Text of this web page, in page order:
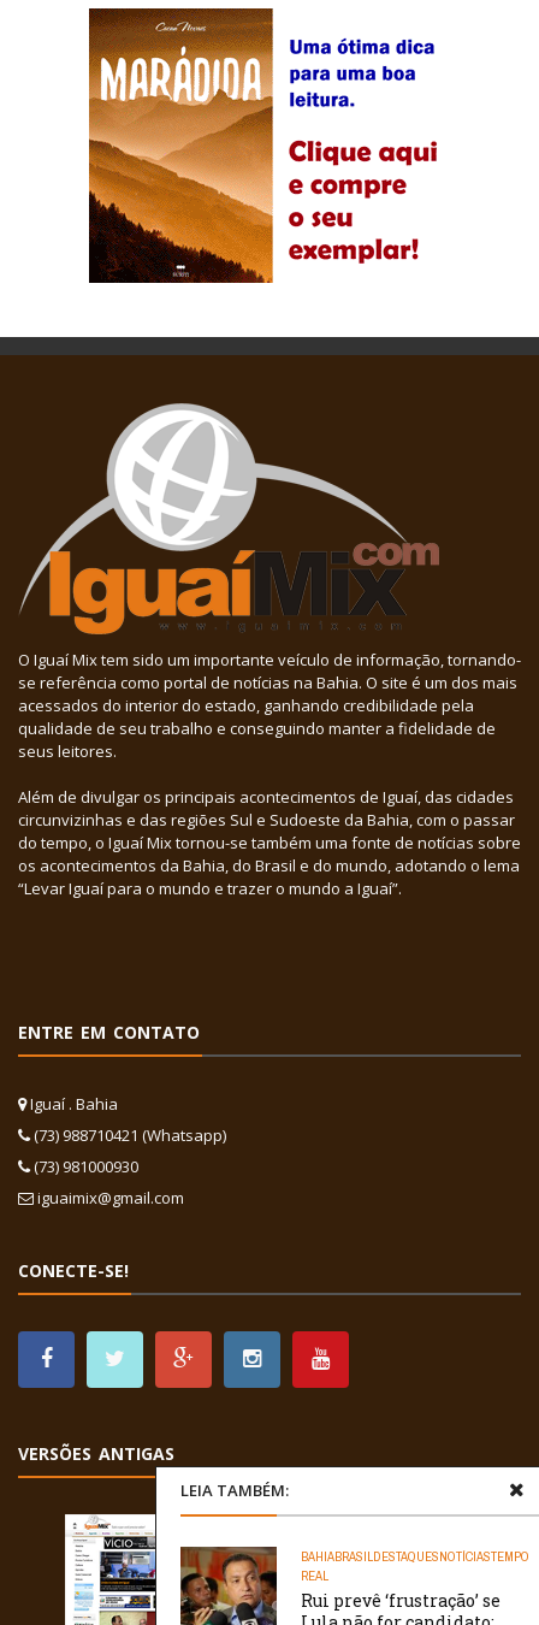
LEIA TAMBÉM:
BAHIABRASILDESTAQUESNOTÍCIASTEMPO
REAL
Rui prevê ‘frustração’ se
O Iguaí Mix tem sido um importante veículo de informação, tornando-
se referência como portal de notícias na Bahia. O site é um dos mais
acessados do interior do estado, ganhando credibilidade pela
qualidade de seu trabalho e conseguindo manter a fidelidade de
seus leitores.
Além de divulgar os principais acontecimentos de Iguaí, das cidades
circunvizinhas e das regiões Sul e Sudoeste da Bahia, com o passar
do tempo, o Iguaí Mix tornou-se também uma fonte de notícias sobre
os acontecimentos da Bahia, do Brasil e do mundo, adotando o lema
“Levar Iguaí para o mundo e trazer o mundo a Iguaí”.
ENTRE EM CONTATO
Iguaí . Bahia
(73) 988710421 (Whatsapp)
(73) 981000930
iguaimix@gmail.com
CONECTE-SE!
VERSÕES ANTIGAS